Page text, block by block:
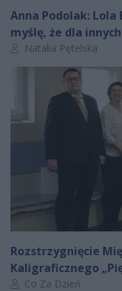
Anna Podolak:
myślę, że dla
Autor artykułu:
Natalia Pętelska
Rozstrzygnięcie
Kaligraficznego
Autor artykułu:
Co Za Dzień